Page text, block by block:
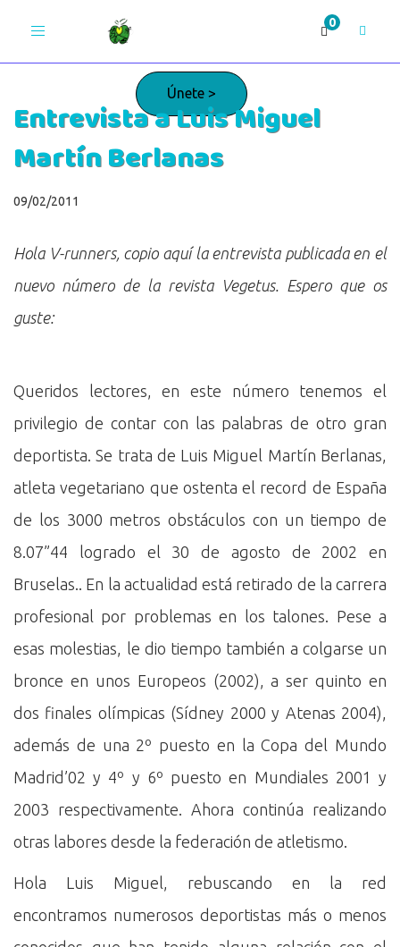
Toggle
Únete >
¡Adelante!
Entrevista a Luis Miguel
Martín Berlanas
09/02/2011
Hola V-runners, copio aquí la entrevista publicada en el
nuevo número de la revista Vegetus. Espero que os
guste:
Queridos lectores, en este número tenemos el
privilegio de contar con las palabras de otro gran
deportista. Se trata de Luis Miguel Martín Berlanas,
atleta vegetariano que ostenta el record de España
de los 3000 metros obstáculos con un tiempo de
8.07”44 logrado el 30 de agosto de 2002 en
Bruselas.. En la actualidad está retirado de la carrera
profesional por problemas en los talones. Pese a
esas molestias, le dio tiempo también a colgarse un
bronce en unos Europeos (2002), a ser quinto en
dos finales olímpicas (Sídney 2000 y Atenas 2004),
además de una 2º puesto en la Copa del Mundo
Madrid’02 y 4º y 6º puesto en Mundiales 2001 y
2003 respectivamente. Ahora continúa realizando
otras labores desde la federación de atletismo.
Hola Luis Miguel, rebuscando en la red
encontramos numerosos deportistas más o menos